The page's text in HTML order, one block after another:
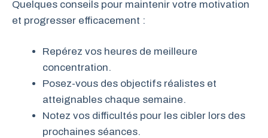
Quelques conseils pour maintenir votre motivation
et progresser efficacement :
Repérez vos heures de meilleure
concentration.
Posez-vous des objectifs réalistes et
atteignables chaque semaine.
Notez vos difficultés pour les cibler lors des
prochaines séances.